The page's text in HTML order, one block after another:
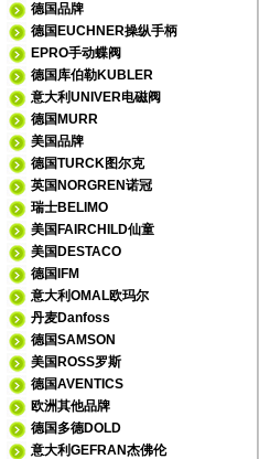
德国品牌
德国EUCHNER操纵手柄
EPRO手动蝶阀
德国库伯勒KUBLER
意大利UNIVER电磁阀
德国MURR
美国品牌
德国TURCK图尔克
英国NORGREN诺冠
瑞士BELIMO
美国FAIRCHILD仙童
美国DESTACO
德国IFM
意大利OMAL欧玛尔
丹麦Danfoss
德国SAMSON
美国ROSS罗斯
德国AVENTICS
欧洲其他品牌
德国多德DOLD
意大利GEFRAN杰佛伦